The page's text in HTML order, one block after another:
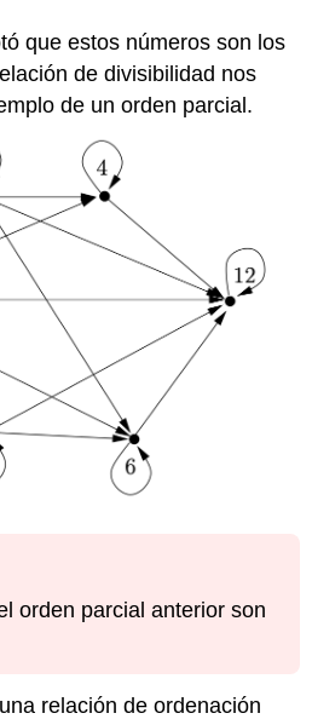
que estos números son los
de divisibilidad nos
de un orden parcial.
orden parcial anterior son
relación de ordenación